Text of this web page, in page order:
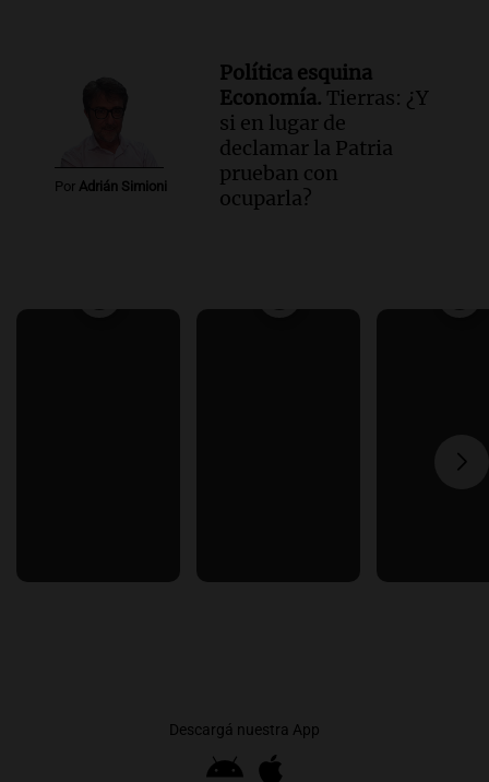
Por Adrián Simioni
Política esquina
Economía. Tierras: ¿Y
si en lugar de
declamar la Patria
prueban con
ocuparla?
Descargá nuestra App